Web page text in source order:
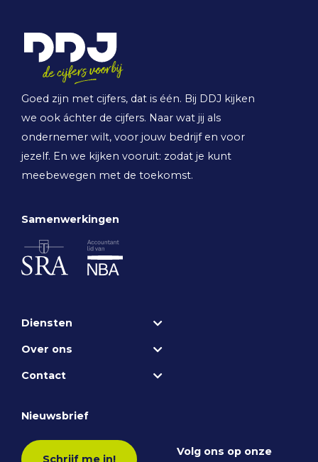
Goed zijn met cijfers, dat is één. Bij DDJ kijken
we ook áchter de cijfers. Naar wat jij als
ondernemer wilt, voor jouw bedrijf en voor
jezelf. En we kijken vooruit: zodat je kunt
meebewegen met de toekomst.
Samenwerkingen
Diensten
Over ons
Contact
Nieuwsbrief
Schrijf me in!
Volg ons op onze